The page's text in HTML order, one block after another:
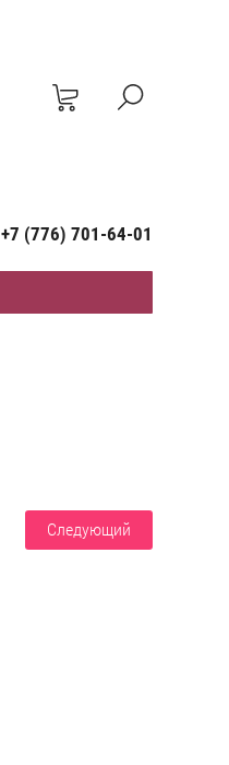
+7 (776) 701-64-01
Следующий